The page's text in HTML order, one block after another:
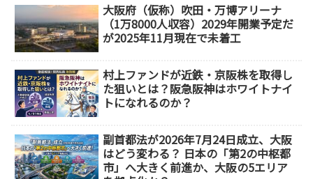
大阪府（仮称）吹田・万博アリーナ
（1万8000人収容）2029年開業予定だ
が2025年11月現在で未着工
村上ファンドが近鉄・京阪株を取得し
た狙いとは？阪急阪神はホワイトナイ
トになれるのか？
副首都法が2026年7月24日成立、大阪
はどう変わる？ 日本の「第2の中枢都
市」へ大きく前進か、大阪の5エリア